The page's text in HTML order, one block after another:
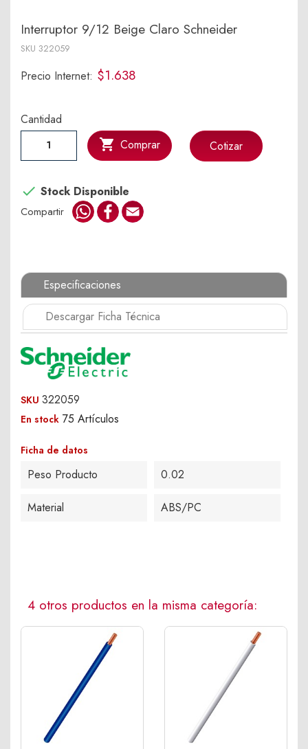
Interruptor 9/12 Beige Claro Schneider
SKU 322059
Precio Internet: $1.638
Cantidad
 Comprar
 Stock Disponible
Cotizar
Compartir WhatsApp
Facebook
Especificaciones
Descargar Ficha Técnica
SKU 322059
En stock 75 Artículos
Ficha de datos
Peso Producto 0.02
Material ABS/PC
4 otros productos en la misma categoría: